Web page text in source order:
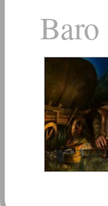
Baro